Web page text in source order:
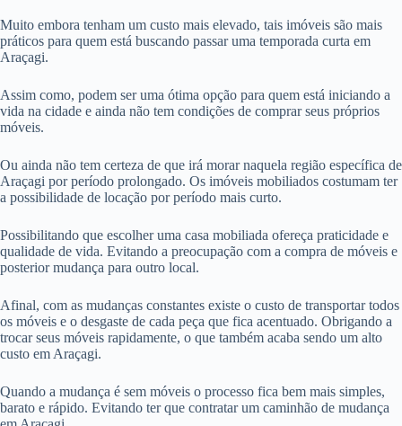
Muito embora tenham um custo mais elevado, tais imóveis são mais
práticos para quem está buscando passar uma temporada curta em
Araçagi.
Assim como, podem ser uma ótima opção para quem está iniciando a
vida na cidade e ainda não tem condições de comprar seus próprios
móveis.
Ou ainda não tem certeza de que irá morar naquela região específica de
Araçagi por período prolongado. Os imóveis mobiliados costumam ter
a possibilidade de locação por período mais curto.
Possibilitando que escolher uma casa mobiliada ofereça praticidade e
qualidade de vida. Evitando a preocupação com a compra de móveis e
posterior mudança para outro local.
Afinal, com as mudanças constantes existe o custo de transportar todos
os móveis e o desgaste de cada peça que fica acentuado. Obrigando a
trocar seus móveis rapidamente, o que também acaba sendo um alto
custo em Araçagi.
Quando a mudança é sem móveis o processo fica bem mais simples,
barato e rápido. Evitando ter que contratar um caminhão de mudança